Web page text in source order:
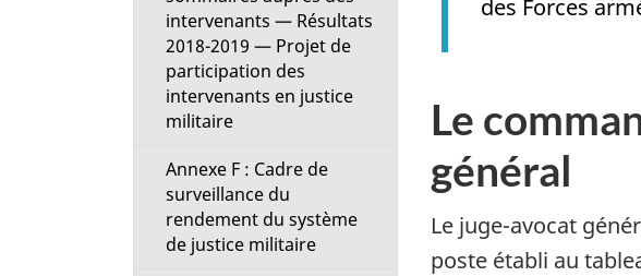
des Forces
Le
général
Le juge-avocat
poste établi au
intervenants — Résultats
2018-2019 — Projet de
participation des
intervenants en justice
militaire
Annexe F : Cadre de
surveillance du
rendement du système
de justice militaire